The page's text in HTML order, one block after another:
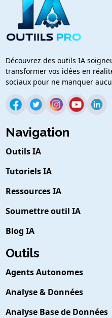
Découvrez des outils IA
transformer vos idées en
sociaux pour ne manquer
Navigation
Outils IA
Tutoriels IA
Ressources IA
Soumettre outil IA
Blog IA
Outils
Agents Autonomes
Analyse & Données
Analyse Base de Données